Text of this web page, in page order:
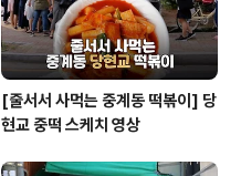
[줄서서 사먹는 중계동 떡볶이] 당
현교 중떡 스케치 영상